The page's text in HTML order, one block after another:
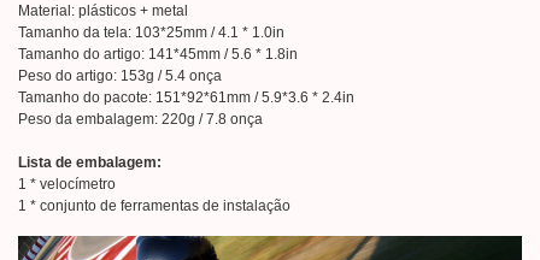
Material: plásticos + metal
Tamanho da tela: 103*25mm / 4.1 * 1.0in
Tamanho do artigo: 141*45mm / 5.6 * 1.8in
Peso do artigo: 153g / 5.4 onça
Tamanho do pacote: 151*92*61mm / 5.9*3.6 * 2.4in
Peso da embalagem: 220g / 7.8 onça
Lista de embalagem:
1 * velocímetro
1 * conjunto de ferramentas de instalação